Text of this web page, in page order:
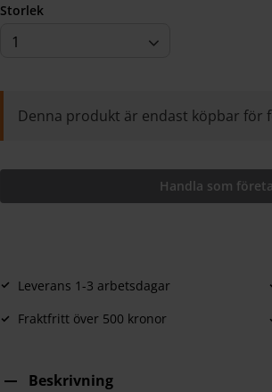
Storlek
1
Denna produkt är endast köpbar för
Handla som
Leverans 1-3 arbetsdagar
Fraktfritt över 500 kronor
Beskrivning